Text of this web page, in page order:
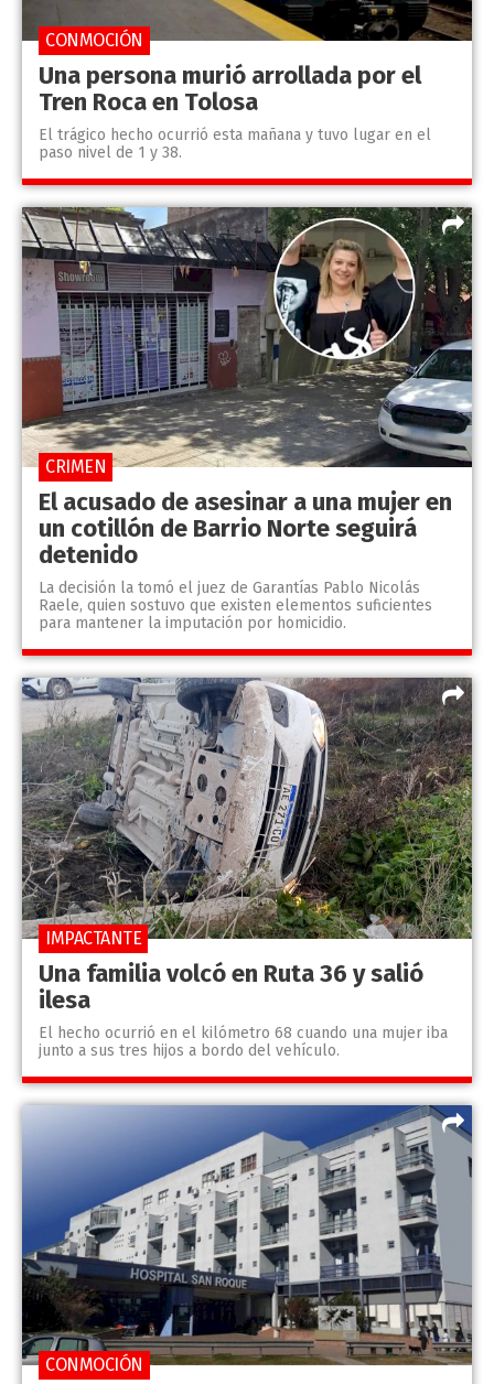
Una persona murió arrollada por el
Tren Roca en Tolosa
El trágico hecho ocurrió esta mañana y tuvo lugar en el
paso nivel de 1 y 38.
CONMOCIÓN
El acusado de asesinar a una mujer en
un cotillón de Barrio Norte seguirá
detenido
La decisión la tomó el juez de Garantías Pablo Nicolás
Raele, quien sostuvo que existen elementos suficientes
para mantener la imputación por homicidio.
CRIMEN
Una familia volcó en Ruta 36 y salió
ilesa
El hecho ocurrió en el kilómetro 68 cuando una mujer iba
junto a sus tres hijos a bordo del vehículo.
IMPACTANTE
CONMOCIÓN